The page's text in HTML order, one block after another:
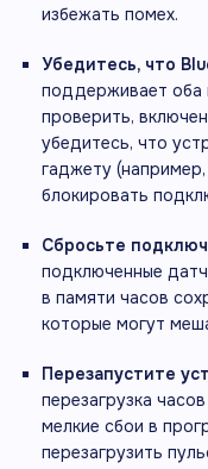
избежать помех.
Убедитесь, что
поддерживает оба
проверить,
убедитесь, что
гаджету
блокировать
Сбросьте
подключенные
в памяти часов
которые могут
Перезапустите
перезагрузка
мелкие сбои в
перезагрузить